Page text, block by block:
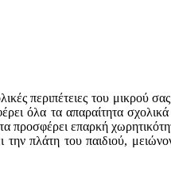
περιπέτειες του
όλα τα απαραίτητα
προσφέρει επαρκή
την πλάτη του παιδιού,